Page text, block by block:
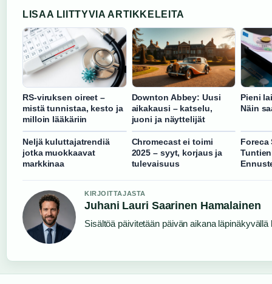
LISAA LIITTYVIA ARTIKKELEITA
RS-viruksen oireet –
mistä tunnistaa, kesto ja
milloin lääkäriin
Downton Abbey: Uusi
aikakausi – katselu,
juoni ja näyttelijät
Pieni
Näin
Neljä kuluttajatrendiä
jotka muokkaavat
markkinaa
Chromecast ei toimi
2025 – syyt, korjaus ja
tulevaisuus
Foreca
KIRJOITTAJASTA
Juhani Lauri Saarinen Hamalainen
Sisältöä päivitetään päivän aikana läpinäkyvällä